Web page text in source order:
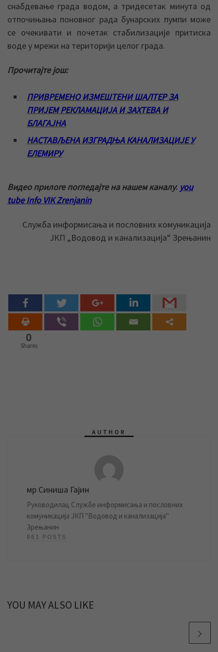
снабдевање града водом, а тридесетак минута од
отпочињања поновног рада бунарских пумпи може
се очекивати и почетак стабилизације притиска
воде у мрежи на територији целог града.
Прочитајте још:
ПРИВРЕМЕНО ИЗМЕШТЕНИ ШАЛТЕР ЗА
ПРИЈЕМ РЕКЛАМАЦИЈА И ЗАХТЕВА И
БЛАГАЈНА
НАСТАВЉЕНА ИЗГРАДЊА КАНАЛИЗАЦИЈЕ У
ЕЛЕМИРУ
Видео прилоге погледајте на нашем каналу: you
tube Info VIK Zrenjanin
Служба информисања и пословних комуникација
ЈКП „Водовод и канализација“ Зрењанин
0
Shares
AUTHOR
мр Синиша Гајин
Руководилац Службе информисања и пословних
комуникација ЈКП "Водовод и канализација"
Зрењанин
861 POSTS
YOU MAY ALSO LIKE